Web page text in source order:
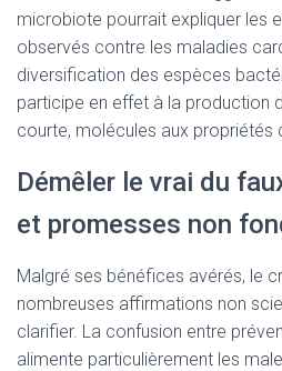
microbiote pourrait expliquer les
observés contre les maladies
diversification des espèces
participe en effet à la production
courte, molécules aux
Démêler le vrai du
et promesses non
Malgré ses bénéfices avérés, le
nombreuses affirmations non
clarifier. La confusion entre
alimente particulièrement les